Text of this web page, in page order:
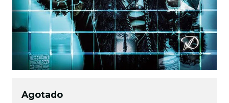
Agotado